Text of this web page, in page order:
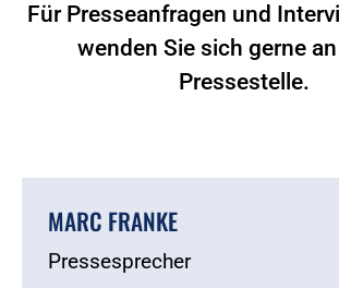
Für Presseanfragen und
wenden Sie sich gerne
Pressestelle.
MARC FRANKE
Pressesprecher